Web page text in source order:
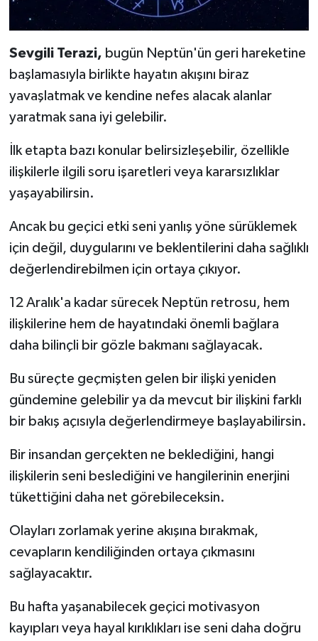
Sevgili Terazi, bugün Neptün'ün geri hareketine
başlamasıyla birlikte hayatın akışını biraz
yavaşlatmak ve kendine nefes alacak alanlar
yaratmak sana iyi gelebilir.
İlk etapta bazı konular belirsizleşebilir, özellikle
ilişkilerle ilgili soru işaretleri veya kararsızlıklar
yaşayabilirsin.
Ancak bu geçici etki seni yanlış yöne sürüklemek
için değil, duygularını ve beklentilerini daha sağlıklı
değerlendirebilmen için ortaya çıkıyor.
12 Aralık'a kadar sürecek Neptün retrosu, hem
ilişkilerine hem de hayatındaki önemli bağlara
daha bilinçli bir gözle bakmanı sağlayacak.
Bu süreçte geçmişten gelen bir ilişki yeniden
gündemine gelebilir ya da mevcut bir ilişkini farklı
bir bakış açısıyla değerlendirmeye başlayabilirsin.
Bir insandan gerçekten ne beklediğini, hangi
ilişkilerin seni beslediğini ve hangilerinin enerjini
tükettiğini daha net görebileceksin.
Olayları zorlamak yerine akışına bırakmak,
cevapların kendiliğinden ortaya çıkmasını
sağlayacaktır.
Bu hafta yaşanabilecek geçici motivasyon
kayıpları veya hayal kırıklıkları ise seni daha doğru